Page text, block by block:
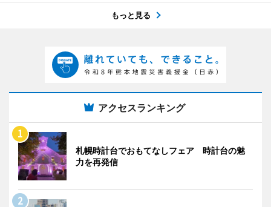
もっと見る
アクセスランキング
札幌時計台でおもてなしフェア 時計台の魅
力を再発信